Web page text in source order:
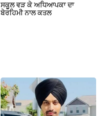
ਸਕੂਲ ਵੜ ਕੇ ਅਧਿਆਪਕਾ ਦਾ
ਬੇਰਹਿਮੀ ਨਾਲ ਕਤਲ